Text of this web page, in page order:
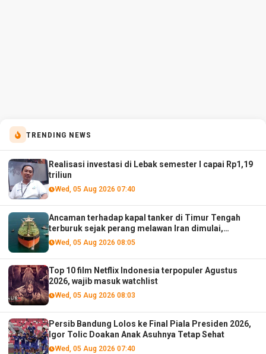
TRENDING NEWS
Realisasi investasi di Lebak semester I capai Rp1,19
triliun
Wed, 05 Aug 2026 07:40
Ancaman terhadap kapal tanker di Timur Tengah
terburuk sejak perang melawan Iran dimulai,
menurut analis
Wed, 05 Aug 2026 08:05
Top 10 film Netflix Indonesia terpopuler Agustus
2026, wajib masuk watchlist
Wed, 05 Aug 2026 08:03
Persib Bandung Lolos ke Final Piala Presiden 2026,
Igor Tolic Doakan Anak Asuhnya Tetap Sehat
Wed, 05 Aug 2026 07:40